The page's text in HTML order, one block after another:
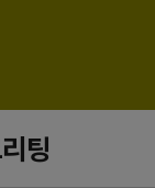
팅